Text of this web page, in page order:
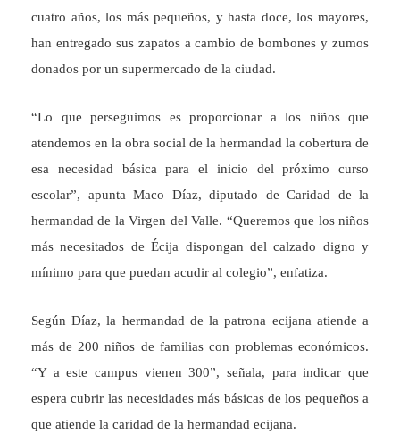
cuatro años, los más pequeños, y hasta doce, los mayores,
han entregado sus zapatos a cambio de bombones y zumos
donados por un supermercado de la ciudad.
“Lo que perseguimos es proporcionar a los niños que
atendemos en la obra social de la hermandad la cobertura de
esa necesidad básica para el inicio del próximo curso
escolar”, apunta Maco Díaz, diputado de Caridad de la
hermandad de la Virgen del Valle. “Queremos que los niños
más necesitados de Écija dispongan del calzado digno y
mínimo para que puedan acudir al colegio”, enfatiza.
Según Díaz, la hermandad de la patrona ecijana atiende a
más de 200 niños de familias con problemas económicos.
“Y a este campus vienen 300”, señala, para indicar que
espera cubrir las necesidades más básicas de los pequeños a
que atiende la caridad de la hermandad ecijana.